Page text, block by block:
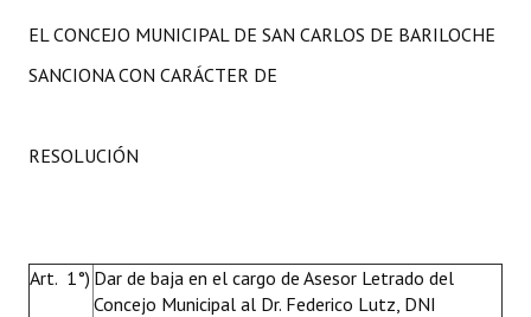
EL CONCEJO MUNICIPAL DE SAN CARLOS DE BARILOCHE
SANCIONA CON CARÁCTER DE
RESOLUCIÓN
Art. 1°) Dar de baja en el cargo de Asesor Letrado del
Concejo Municipal al Dr. Federico Lutz, DNI